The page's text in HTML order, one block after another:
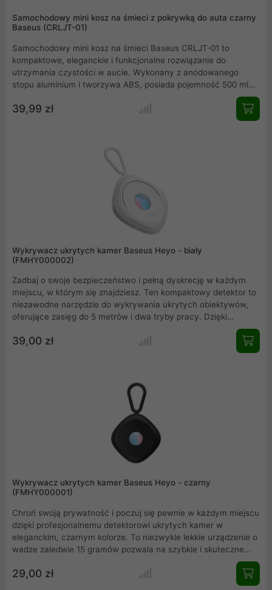
Samochodowy mini kosz na śmieci z pokrywką do auta czarny
Baseus (CRLJT-01)
Samochodowy mini kosz na śmieci Baseus CRLJT-01 to
kompaktowe, eleganckie i funkcjonalne rozwiązanie do
utrzymania czystości w aucie. Wykonany z anodowanego
stopu aluminium i tworzywa ABS, posiada pojemność 500 ml
oraz szczelną pokrywkę zapobiegającą rozprzestrzenianiu się
nieprzyjemnych zapachów. Dzięki opatentowanemu
mechanizmowi otwierania jednym kliknięciem i stabilnemu
39,99 zł
Wykrywacz ukrytych kamer Baseus Heyo - biały
(FMHY000002)
Zadbaj o swoje bezpieczeństwo i pełną dyskrecję w każdym
miejscu, w którym się znajdziesz. Ten kompaktowy detektor to
niezawodne narzędzie do wykrywania ukrytych obiektywów,
oferujące zasięg do 5 metrów i dwa tryby pracy. Dzięki
piórkowej wadze zaledwie 15 gramów oraz funkcjonalnej formie
breloka, możesz mieć go zawsze przy sobie – w hotelu,
przymierzalni czy biurze. Urządzenie skutecznie lokalizuje
39,00 zł
Wykrywacz ukrytych kamer Baseus Heyo - czarny
(FMHY000001)
Chroń swoją prywatność i poczuj się pewnie w każdym miejscu
dzięki profesjonalnemu detektorowi ukrytych kamer w
eleganckim, czarnym kolorze. To niezwykle lekkie urządzenie o
wadze zaledwie 15 gramów pozwala na szybkie i skuteczne
nowoczesnej technologii odbijania światła od soczewek,
wykrycie zakamuflowanego sprzętu staje się dziecinnie proste.
29,00 zł